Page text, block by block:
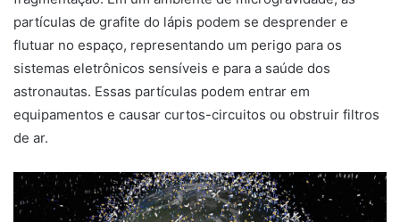
partículas de grafite do lápis podem se desprender e
flutuar no espaço, representando um perigo para os
sistemas eletrônicos sensíveis e para a saúde dos
astronautas. Essas partículas podem entrar em
equipamentos e causar curtos-circuitos ou obstruir filtros
de ar.